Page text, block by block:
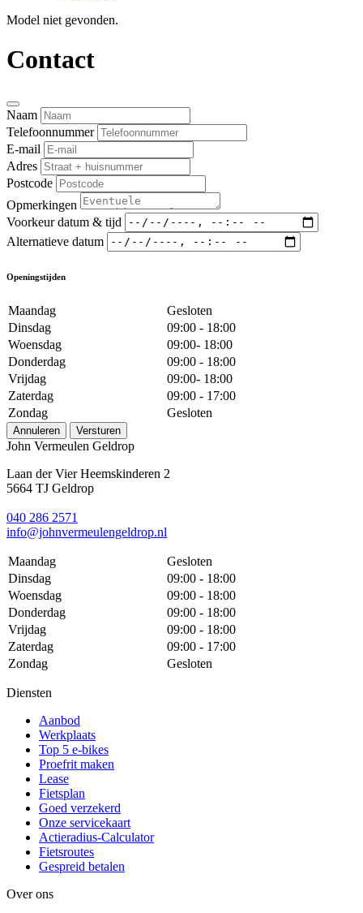
Model niet gevonden.
Contact
Naam
Telefoonnummer
E-mail
Adres
Postcode
Opmerkingen
Voorkeur datum & tijd
Alternatieve datum
Openingstijden
Maandag
Gesloten
Dinsdag
09:00 - 18:00
Woensdag
09:00- 18:00
Donderdag
09:00 - 18:00
Vrijdag
09:00- 18:00
Zaterdag
09:00 - 17:00
Zondag
Gesloten
Annuleren Versturen
John Vermeulen Geldrop
Laan der Vier Heemskinderen 2
5664 TJ Geldrop
040 286 2571
info@johnvermeulengeldrop.nl
Maandag
Gesloten
Dinsdag
09:00 - 18:00
Woensdag
09:00 - 18:00
Donderdag
09:00 - 18:00
Vrijdag
09:00 - 18:00
Zaterdag
09:00 - 17:00
Zondag
Gesloten
Diensten
Aanbod
Werkplaats
Top 5 e-bikes
Proefrit maken
Lease
Fietsplan
Goed verzekerd
Onze servicekaart
Actieradius-Calculator
Fietsroutes
Gespreid betalen
Over ons